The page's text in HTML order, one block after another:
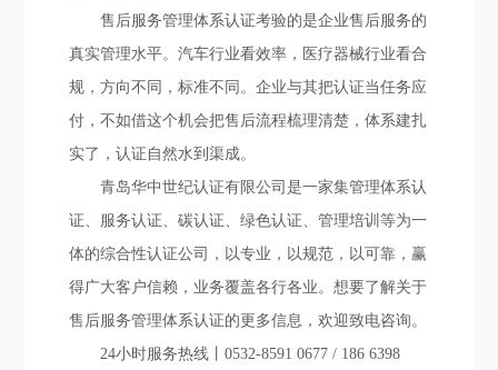
售后服务管理体系认证考验的是企业售后服务的
真实管理水平。汽车行业看效率，医疗器械行业看合
规，方向不同，标准不同。企业与其把认证当任务应
付，不如借这个机会把售后流程梳理清楚，体系建扎
实了，认证自然水到渠成。
青岛华中世纪认证有限公司是一家集管理体系认
证、服务认证、碳认证、绿色认证、管理培训等为一
体的综合性认证公司，以专业，以规范，以可靠，赢
得广大客户信赖，业务覆盖各行各业。想要了解关于
售后服务管理体系认证的更多信息，欢迎致电咨询。
24小时服务热线丨0532-8591 0677 / 186 6398